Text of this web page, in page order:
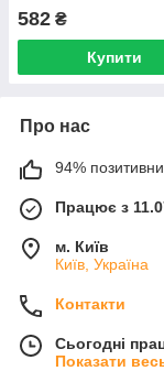
582 ₴
Купити
Про нас
94%
Працює з
м. Київ
Київ, Україна
Контакти
Сьогодні
Показати